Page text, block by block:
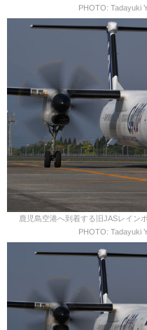
PHOTO: Tadayuki
鹿児島空港へ到着する旧JASレイン
PHOTO: Tadayuki